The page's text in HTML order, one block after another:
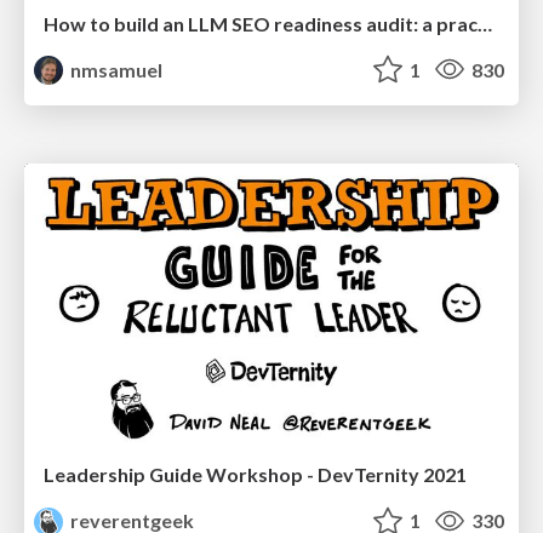
nmsamuel
1 830
Leadership Guide Workshop - DevTernity 2021
reverentgeek
1 330